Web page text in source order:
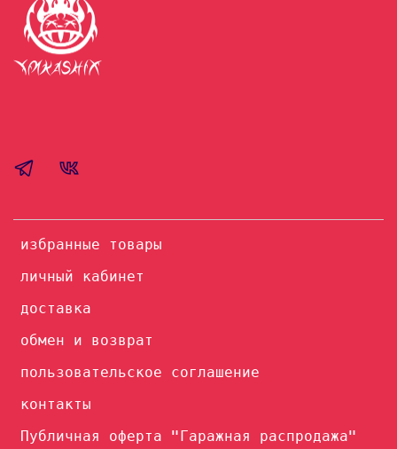
избранные товары
личный кабинет
доставка
обмен и возврат
пользовательское соглашение
контакты
Публичная оферта "Гаражная распродажа"